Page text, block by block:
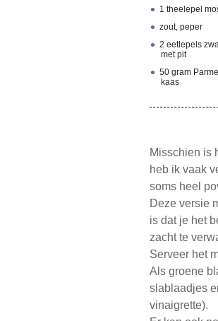
1 theelepel
zout, peper
2 eetlepels
met pit
50 gram
kaas
Misschien is
heb ik vaak
soms heel
Deze versie
is dat je het
zacht te
Serveer het
Als groene
slablaadjes
vinaigrette).